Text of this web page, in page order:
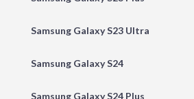
Samsung Galaxy S23 Ultra
Samsung Galaxy S24
Samsung Galaxy S24 Plus